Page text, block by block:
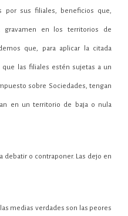
por sus filiales, beneficios que,
gravamen en los territorios de
que, para aplicar la citada
las filiales estén sujetas a un
sobre Sociedades, tengan
en un territorio de baja o nula
debatir o contraponer. Las dejo en
medias verdades son las peores